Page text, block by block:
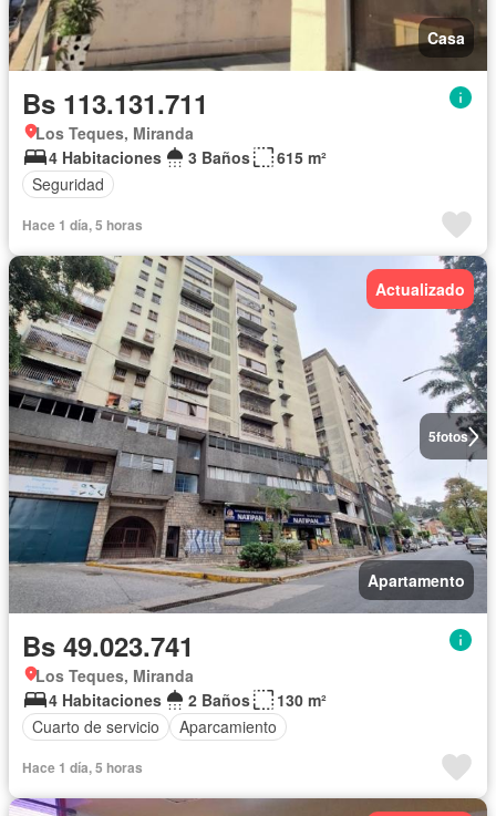
Casa
Bs 113.131.711
Los Teques, Miranda
4 Habitaciones
3 Baños
615 m²
Seguridad
Hace 1 día, 5 horas
5fotos
Actualizado
Apartamento
Bs 49.023.741
Los Teques, Miranda
4 Habitaciones
2 Baños
130 m²
Cuarto de servicio
Aparcamiento
Hace 1 día, 5 horas